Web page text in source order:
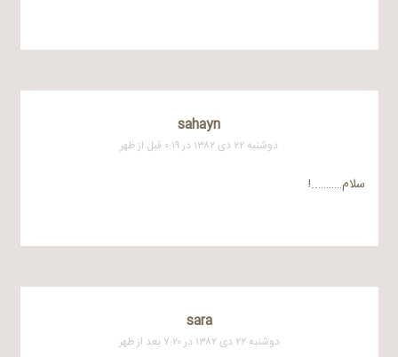
sahayn
دوشنبه ۲۲ دی ۱۳۸۲ در ۰:۱۹ قبل از ظهر
سلام………..!
sara
دوشنبه ۲۲ دی ۱۳۸۲ در ۷:۲۰ بعد از ظهر